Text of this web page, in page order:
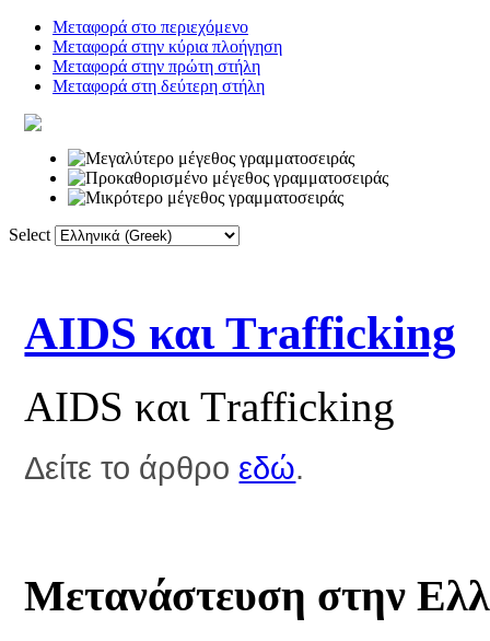
Μεταφορά στο περιεχόμενο
Μεταφορά στην κύρια πλοήγηση
Μεταφορά στην πρώτη στήλη
Μεταφορά στη δεύτερη στήλη
Select
AIDS και Τrafficking
AIDS και Τrafficking
Δείτε το άρθρο εδώ.
Μετανάστευση στην